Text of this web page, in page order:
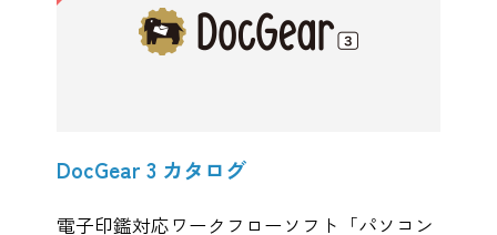
DocGear 3 カタログ
電子印鑑対応ワークフローソフト「パソコン